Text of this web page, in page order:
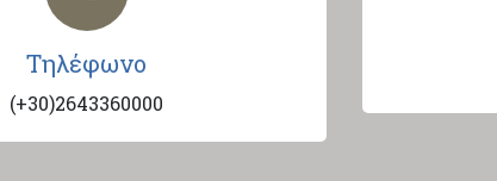
Τηλέφωνο
(+30)2643360000